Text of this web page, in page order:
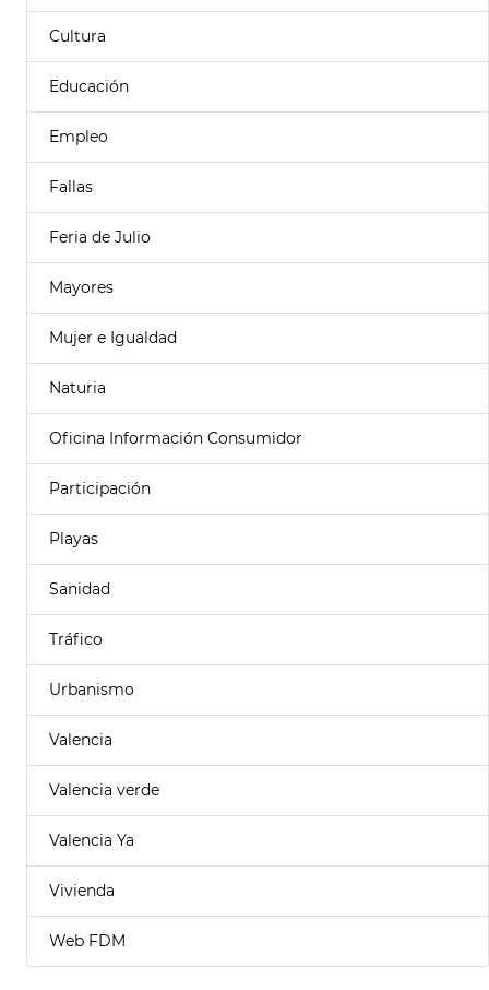
Cultura
Educación
Empleo
Fallas
Feria de Julio
Mayores
Mujer e Igualdad
Naturia
Oficina Información Consumidor
Participación
Playas
Sanidad
Tráfico
Urbanismo
Valencia
Valencia verde
Valencia Ya
Vivienda
Web FDM